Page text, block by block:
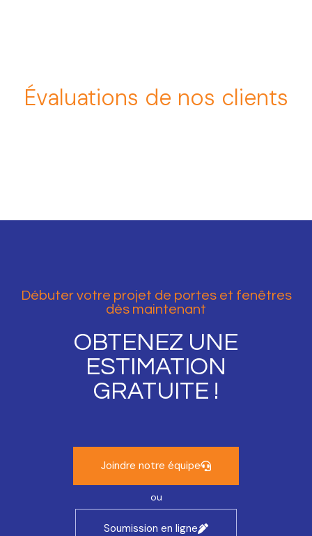
Évaluations de nos clients
Débuter votre projet de portes et fenêtres
dès maintenant
OBTENEZ UNE
ESTIMATION
GRATUITE !
Joindre notre équipe
ou
Soumission en ligne